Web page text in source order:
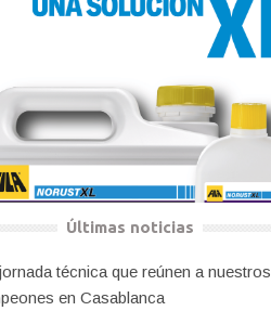
Últimas noticias
técnica que reúnen a nuestros
en Casablanca